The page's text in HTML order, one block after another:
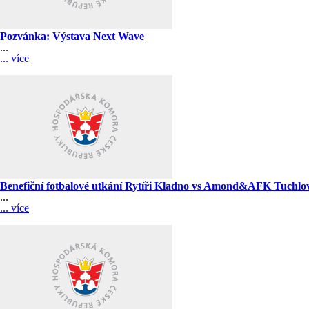
Pozvánka: Výstava Next Wave
...
... více
Benefiční fotbalové utkání Rytíři Kladno vs Amond&AFK
...
... více